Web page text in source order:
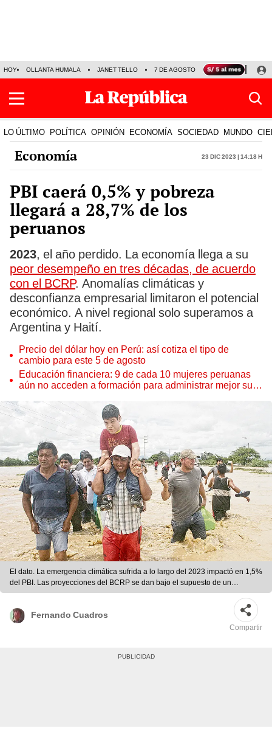
HOY OLLANTA HUMALA JANET TELLO 7 DE AGOSTO TINKA RESULTADOS
LO ÚLTIMO POLÍTICA OPINIÓN ECONOMÍA SOCIEDAD MUNDO
Economía 23 Dic 2023 | 14:18 h
PBI caerá 0,5% y pobreza
llegará a 28,7% de los
peruanos
2023, el año perdido. La economía llega a su
peor desempeño en tres décadas, de acuerdo
con el BCRP. Anomalías climáticas y
desconfianza empresarial limitaron el potencial
económico. A nivel regional solo superamos a
Argentina y Haití.
Precio del dólar hoy en Perú: así cotiza el tipo de
cambio para este 5 de agosto
Educación financiera: 9 de cada 10 mujeres peruanas
aún no acceden a formación para administrar mejor su
El dato. La emergencia climática sufrida a lo largo del 2023 impactó en 1,5%
del PBI. Las proyecciones del BCRP se dan bajo el supuesto de un
fenómeno El Niño moderado. Foto: difusión
Fernando Cuadros
Compartir